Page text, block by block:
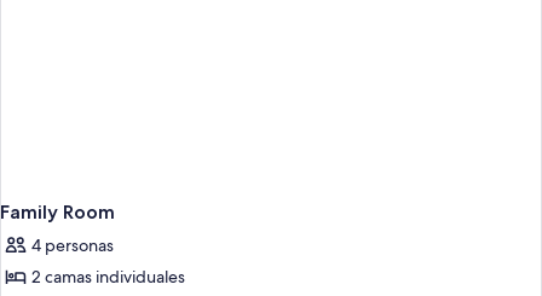
Family Room
4 personas
2 camas individuales